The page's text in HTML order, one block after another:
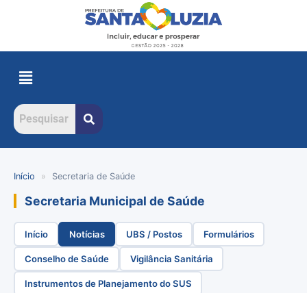
Início » Secretaria de Saúde
Secretaria Municipal de Saúde
Início Notícias UBS / Postos Formulários
Conselho de Saúde Vigilância Sanitária
Instrumentos de Planejamento do SUS